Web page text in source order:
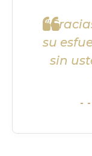
su
sin